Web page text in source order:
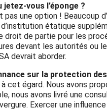
vous l’éponge ?
pas une option !
d’institution étatique
de partie pour les
devant les autorités
devrait aborder.
sur la protection
cet égard. Nous avons
nous avons livré une
Exercer une